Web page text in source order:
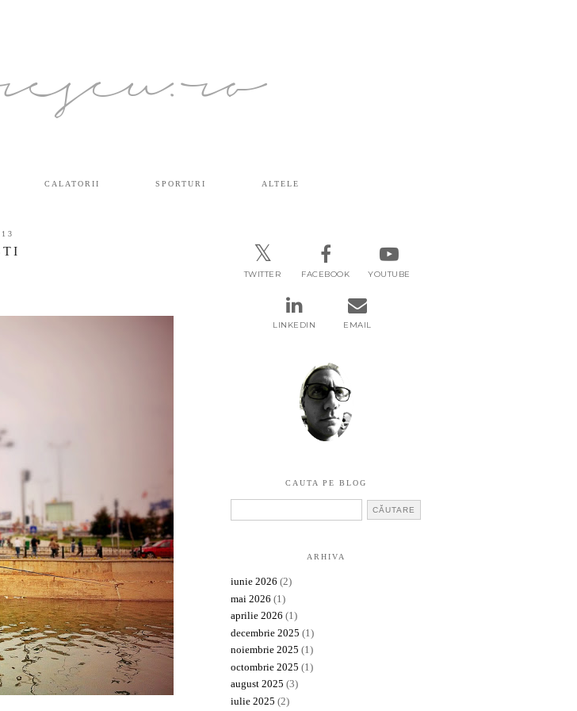
CALATORII SPORTURI ALTELE
TWITTER FACEBOOK YOUTUBE
LINKEDIN EMAIL
CAUTA PE BLOG
ARHIVA
iunie 2026 (2)
mai 2026 (1)
aprilie 2026 (1)
decembrie 2025 (1)
noiembrie 2025 (1)
octombrie 2025 (1)
august 2025 (3)
iulie 2025 (2)